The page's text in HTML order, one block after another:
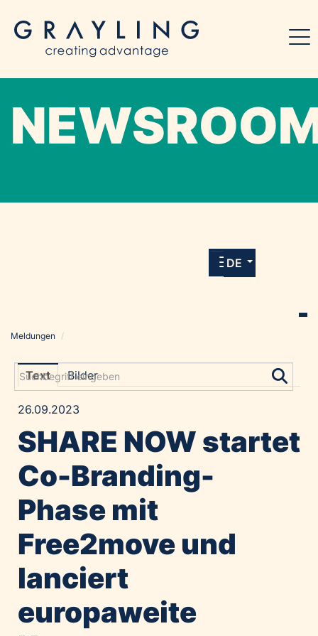
allen Meldungen und Downloads unserer
DE
Grayling Agentur
Alawyer
Amadeus Austrian Music Awards
Bolt
Constantia Flexibles
Costa Kreuzfahrten
Emirates
Expo 2025 Osaka
GE HealthCare
Meldungen /
Text Bilder
26.09.2023
SHARE NOW startet
Co-Branding-
Phase mit
Free2move und
lanciert
europaweite